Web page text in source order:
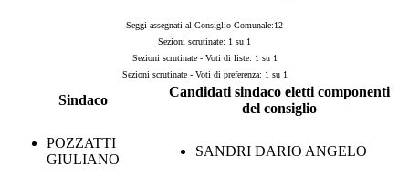
Seggi assegnati al Consiglio Comunale:12
Sezioni scrutinate: 1 su 1
Sezioni scrutinate - Voti di liste: 1 su 1
Sezioni scrutinate - Voti di preferenza: 1 su 1
Sindaco
Candidati sindaco eletti componenti
del consiglio
POZZATTI
GIULIANO
SANDRI DARIO ANGELO